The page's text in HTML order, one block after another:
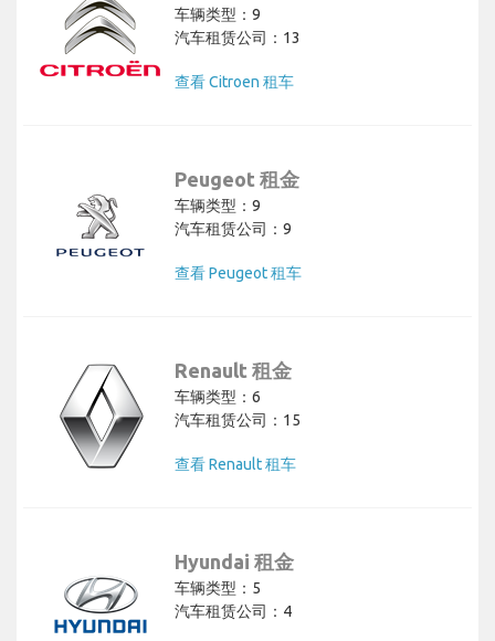
车辆类型：9
汽车租赁公司：13
查看 Citroen 租车
Peugeot 租金
车辆类型：9
汽车租赁公司：9
查看 Peugeot 租车
Renault 租金
车辆类型：6
汽车租赁公司：15
查看 Renault 租车
Hyundai 租金
车辆类型：5
汽车租赁公司：4